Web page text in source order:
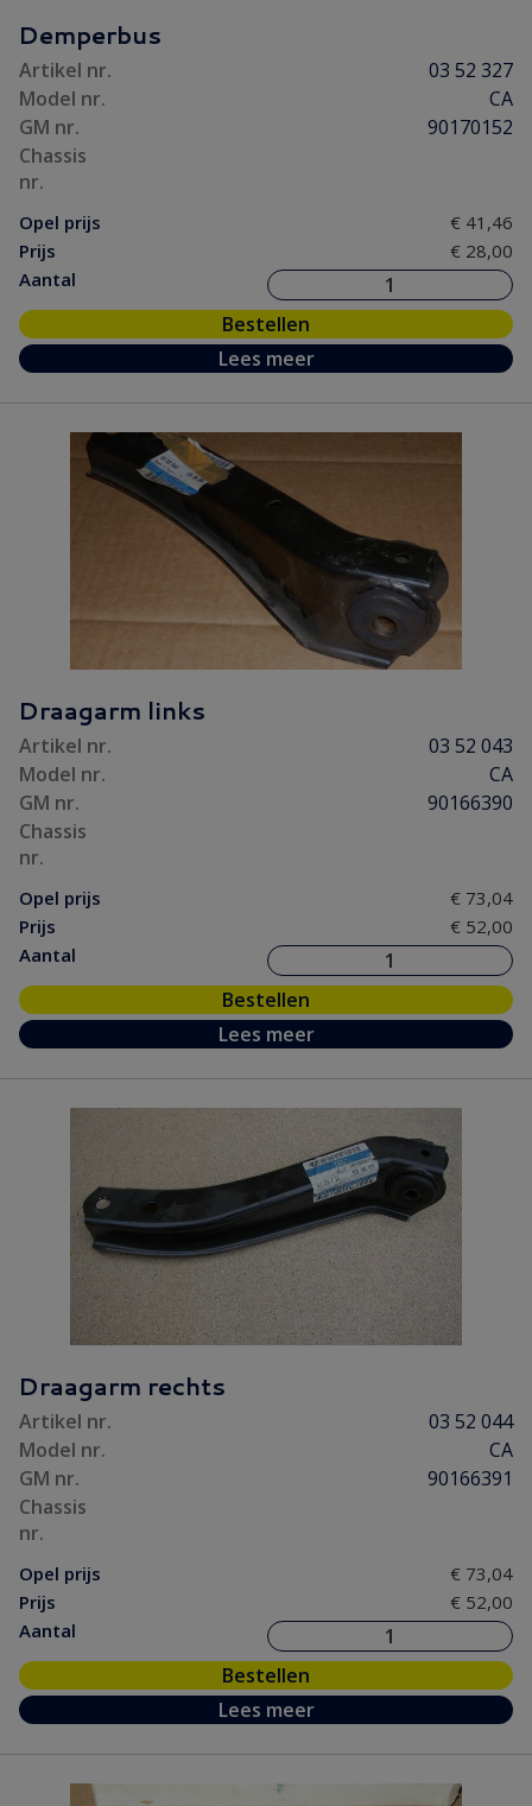
Onderhoud
Ontsteking
Remmen/ Wielen
Vooras/ Stuurinrichting
Demperbus
Artikel nr.
03 52 327
Model nr.
CA
GM nr.
90170152
Chassis
nr.
Opel prijs
€ 41,46
Prijs
€ 28,00
Aantal
Bestellen
Lees meer
Draagarm links
Artikel nr.
03 52 043
Model nr.
CA
GM nr.
90166390
Chassis
nr.
Opel prijs
€ 73,04
Prijs
€ 52,00
Aantal
Bestellen
Lees meer
Draagarm rechts
Artikel nr.
03 52 044
Model nr.
CA
GM nr.
90166391
Chassis
nr.
Opel prijs
€ 73,04
Prijs
€ 52,00
Aantal
Bestellen
Lees meer